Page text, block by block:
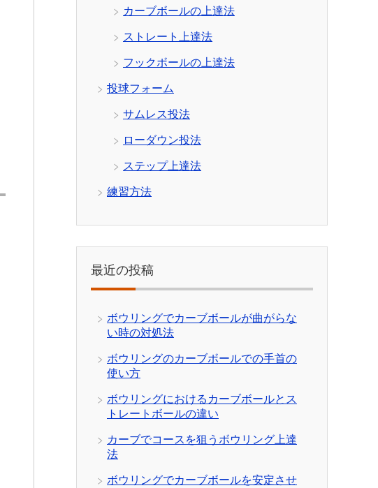
カーブボールの上達法
ストレート上達法
フックボールの上達法
投球フォーム
サムレス投法
ローダウン投法
ステップ上達法
練習方法
最近の投稿
ボウリングでカーブボールが曲がらな
い時の対処法
ボウリングのカーブボールでの手首の
使い方
ボウリングにおけるカーブボールとス
トレートボールの違い
カーブでコースを狙うボウリング上達
法
ボウリングでカーブボールを安定させ